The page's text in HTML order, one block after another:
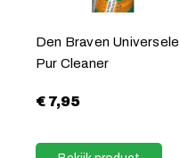
Den Braven Universele
Pur Cleaner
€7,95